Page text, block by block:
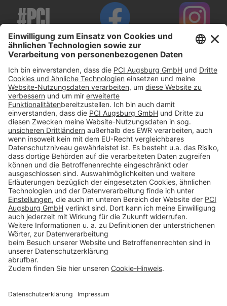
#PCI
Impressum
Datenschutz
AGB
Rechtliche Hinweise
Cookie-Einstellungen öffnen
Betroffenenrechte
www.bimobject.com
Sika Deutschland - heinze.de
www.naturstein-datenbank.de